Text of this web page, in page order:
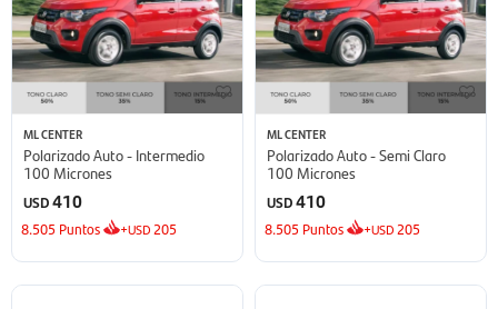
ML CENTER
Polarizado Auto - Intermedio
100 Micrones
USD410
8.505 Puntos +USD 205
ML CENTER
Polarizado Auto - Semi Claro
100 Micrones
USD410
8.505 Puntos +USD 205